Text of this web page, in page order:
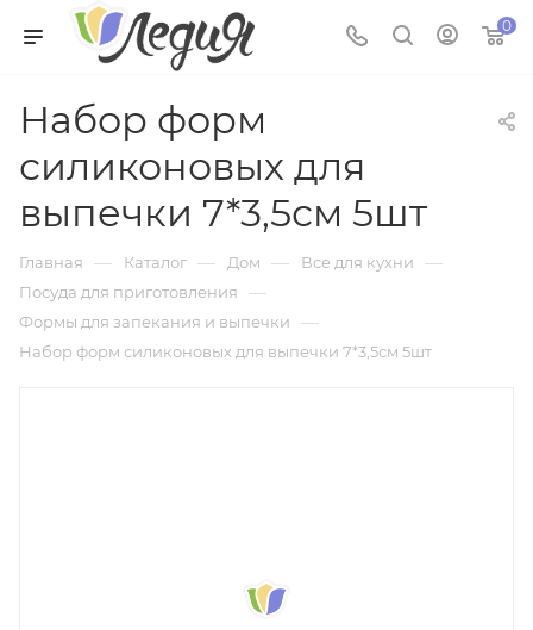
0
Набор форм
силиконовых для
выпечки 7*3,5см 5шт
Главная — Каталог — Дом — Все для кухни —
Посуда для приготовления —
Формы для запекания и выпечки —
Набор форм силиконовых для выпечки 7*3,5см 5шт